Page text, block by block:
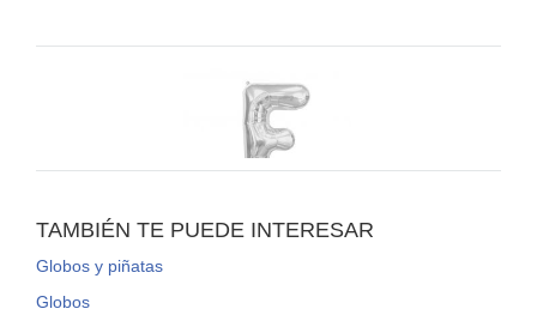
TAMBIÉN TE PUEDE INTERESAR
Globos y piñatas
Globos